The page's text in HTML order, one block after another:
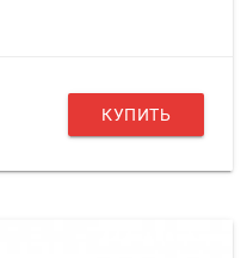
КУПИТЬ